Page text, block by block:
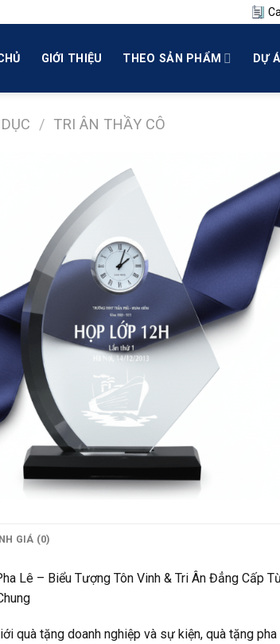
GIỚI THIỆU THEO SẢN PHẨM DỰ
/ TRI ÂN THẦY CÔ
GIÁ (0)
Lê – Biểu Tượng Tôn Vinh & Tri Ân Đẳng Cấp
quà tặng doanh nghiệp và sự kiện, quà tặng